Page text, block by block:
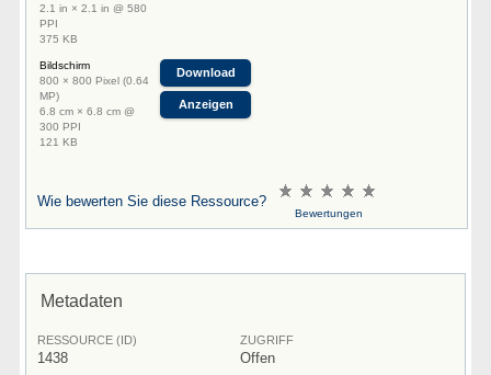
2.1 in × 2.1 in @ 580
PPI
375 KB
Bildschirm
800 × 800 Pixel (0.64
MP)
6.8 cm × 6.8 cm @
300 PPI
121 KB
Download
Anzeigen
Wie bewerten Sie diese Ressource?
Bewertungen
Metadaten
RESSOURCE (ID)
1438
ZUGRIFF
Offen